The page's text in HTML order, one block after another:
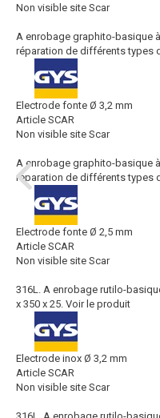
Non visible site Scar
A enrobage graphito-basique
réparation de différents types
Electrode fonte Ø 3,2 mm
Article SCAR
Non visible site Scar
A enrobage graphito-basique
réparation de différents types
Electrode fonte Ø 2,5 mm
Article SCAR
Non visible site Scar
316L. A enrobage rutilo-
x 350 x 25. Voir le produit
Electrode inox Ø 3,2 mm
Article SCAR
Non visible site Scar